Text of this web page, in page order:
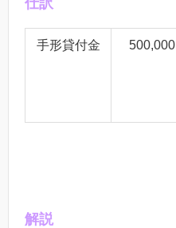
手形貸付金 500,000
解説